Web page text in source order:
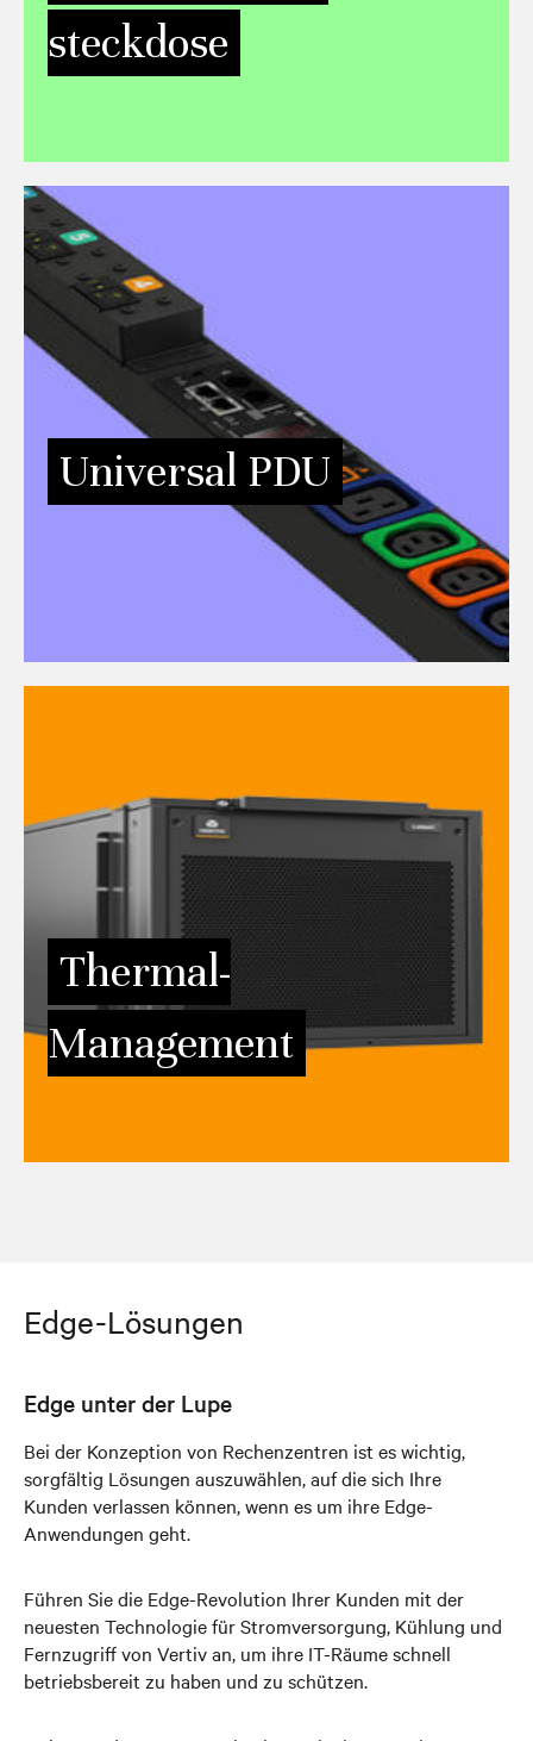
steckdose
Universal PDU
Vertiv™ Geist™ Universal Power Distribution Unit
Die Vertiv™ Geist™ UPDU ist die vielseitigste und
robusteste Rack-Stromverteilungseinheit auf dem Markt.
Sie verfügt über einen universellen Stromeingang und einen
schwenkbaren Anschluss, der mit jedem geografisch
spezifischen Facility Side Cable (FSC) verbunden werden
kann. Dies vereinfacht die Verwaltung und ermöglicht eine
schnelle Bereitstellung der IT-Infrastruktur.
MEHR INFORMATIONEN
Thermal-
Management
Die unternehmenskritischen Einrichtungen Ihrer Kunden
benötigen die beste Präzisionskühlung. Vertiv bietet die
fortschrittlichsten Geräte und Steuerungen der Branche,
niedrige Betriebskosten und ein unvergleichliches Know-
how.
Edge-Lösungen
Edge unter der Lupe
Bei der Konzeption von Rechenzentren ist es wichtig,
sorgfältig Lösungen auszuwählen, auf die sich Ihre
Kunden verlassen können, wenn es um ihre Edge-
Anwendungen geht.
Führen Sie die Edge-Revolution Ihrer Kunden mit der
neuesten Technologie für Stromversorgung, Kühlung und
Fernzugriff von Vertiv an, um ihre IT-Räume schnell
betriebsbereit zu haben und zu schützen.